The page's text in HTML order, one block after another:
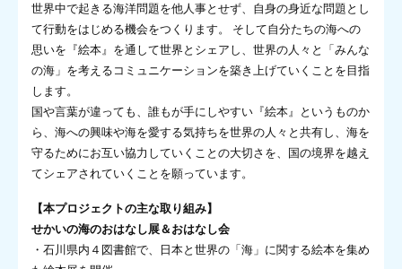
世界中で起きる海洋問題を他人事とせず、自身の身近な問題とし
て行動をはじめる機会をつくります。 そして自分たちの海への
思いを『絵本』を通して世界とシェアし、世界の人々と「みんな
の海」を考えるコミュニケーションを築き上げていくことを目指
します。
国や言葉が違っても、誰もが手にしやすい『絵本』というものか
ら、海への興味や海を愛する気持ちを世界の人々と共有し、海を
守るためにお互い協力していくことの大切さを、国の境界を越え
てシェアされていくことを願っています。
【本プロジェクトの主な取り組み】
せかいの海のおはなし展＆おはなし会
・石川県内４図書館で、日本と世界の「海」に関する絵本を集め